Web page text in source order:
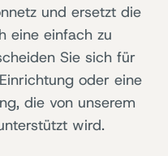
und ersetzt die
eine einfach zu
Sie sich für
oder eine
die von unserem
wird.